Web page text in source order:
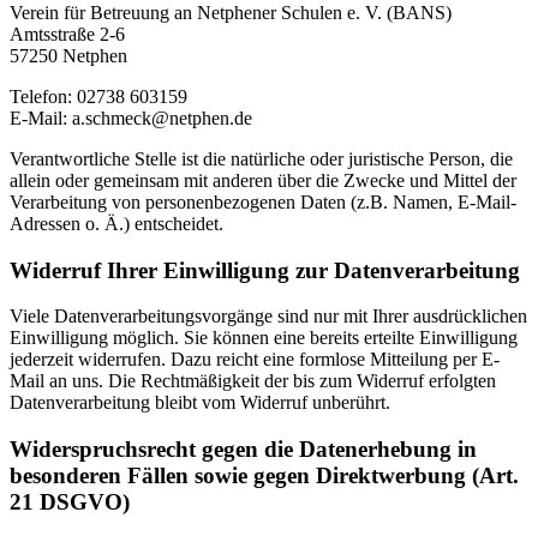
Verein für Betreuung an Netphener Schulen e. V. (BANS)
Amtsstraße 2-6
57250 Netphen
Telefon: 02738 603159
E-Mail: a.schmeck@netphen.de
Verantwortliche Stelle ist die natürliche oder juristische Person, die
allein oder gemeinsam mit anderen über die Zwecke und Mittel der
Verarbeitung von personenbezogenen Daten (z.B. Namen, E-Mail-
Adressen o. Ä.) entscheidet.
Widerruf Ihrer Einwilligung zur Datenverarbeitung
Viele Datenverarbeitungsvorgänge sind nur mit Ihrer ausdrücklichen
Einwilligung möglich. Sie können eine bereits erteilte Einwilligung
jederzeit widerrufen. Dazu reicht eine formlose Mitteilung per E-
Mail an uns. Die Rechtmäßigkeit der bis zum Widerruf erfolgten
Datenverarbeitung bleibt vom Widerruf unberührt.
Widerspruchsrecht gegen die Datenerhebung in
besonderen Fällen sowie gegen Direktwerbung (Art.
21 DSGVO)